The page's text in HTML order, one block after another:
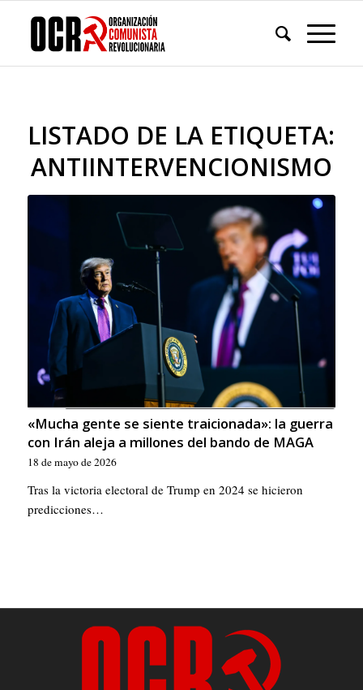
LISTADO DE LA ETIQUETA:
ANTIINTERVENCIONISMO
«Mucha gente se siente traicionada»: la guerra
con Irán aleja a millones del bando de MAGA
18 de mayo de 2026
Tras la victoria electoral de Trump en 2024 se hicieron
predicciones…